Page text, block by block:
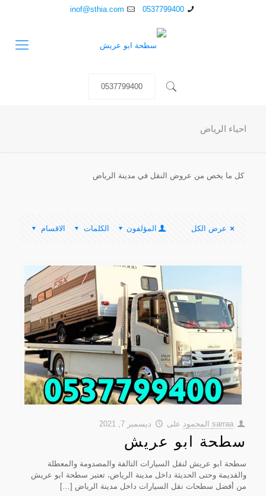
0537799400
inof@sthia.com
0537799400
احياء الرياض
كل ما يخص من عروض النقل في مدينة الرياض
الاقسام الكلمات المؤلفون عرض الكل
sarraa المحمود على ديسمبر 7, 2021
سطحة ابو عريش
سطحة ابو عريش لنقل السيارات التالفة والمصدومة والمعطلة
والقديمة وحتى الحديثة داخل مدينة الرياض، تعتبر سطحة ابو عريش
من أفضل سطحات نقل السيارات داخل مدينة الرياض […]